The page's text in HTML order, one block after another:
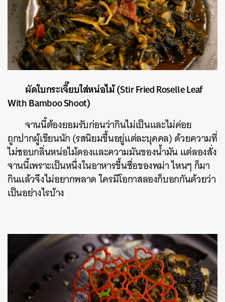
ผัดใบกระเจี๊ยบใส่หน่อไม้ (Stir Fried Roselle Leaf
With Bamboo Shoot)
จานนี้ต้องยอมรับก่อนว่ากินไม่เป็นและไม่ค่อย
ถูกปากผู้เขียนนัก (รสนิยมขึ้นอยู่แต่ละบุคคล) ด้วยความที่
ไม่ชอบกลิ่นหน่อไม้ดองและความมันของน้ำมัน แต่ลองสั่ง
จานนี้เพราะเป็นหนึ่งในอาหารขึ้นชื่อของพม่า ไหนๆ ก็มา
กินแล้วจึงไม่อยากพลาด ใครมีโอกาสลองก็บอกกันด้วยว่า
เป็นอย่างไรบ้าง